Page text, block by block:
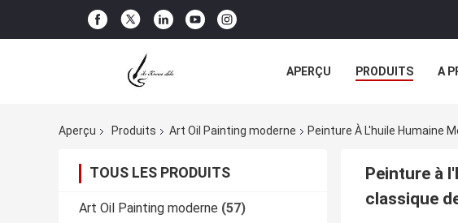
APERÇU PRODUITS A
Aperçu
Produits Art Oil Painting moderne Peinture À L'huile Humaine
TOUS LES PRODUITS
Art Oil Painting moderne (57)
Peinture à
classique